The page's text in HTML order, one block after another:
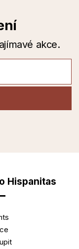
akce.
Hispanitas